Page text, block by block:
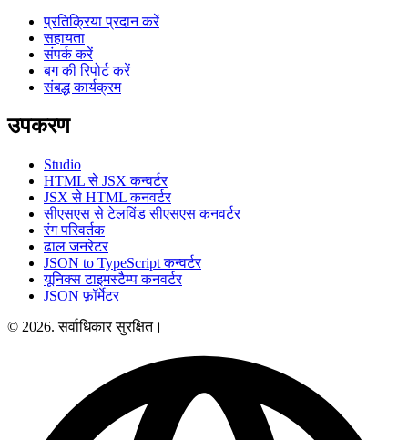
प्रतिक्रिया प्रदान करें
सहायता
संपर्क करें
बग की रिपोर्ट करें
संबद्ध कार्यक्रम
उपकरण
Studio
HTML से JSX कन्वर्टर
JSX से HTML कनवर्टर
सीएसएस से टेलविंड सीएसएस कनवर्टर
रंग परिवर्तक
ढाल जनरेटर
JSON to TypeScript कन्वर्टर
यूनिक्स टाइमस्टैम्प कनवर्टर
JSON फ़ॉर्मेटर
© 2026. सर्वाधिकार सुरक्षित।